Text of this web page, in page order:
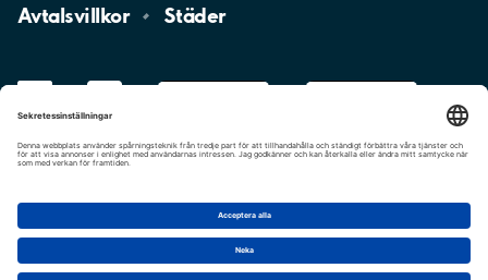
Avtalsvillkor
Städer
Cookie-inställningar